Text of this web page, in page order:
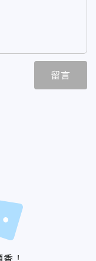
留言
！